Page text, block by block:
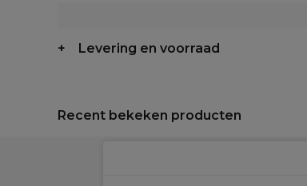
Levering en voorraad
Recent bekeken producten